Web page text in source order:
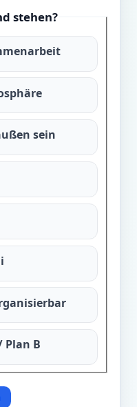
stehen?
sein
B